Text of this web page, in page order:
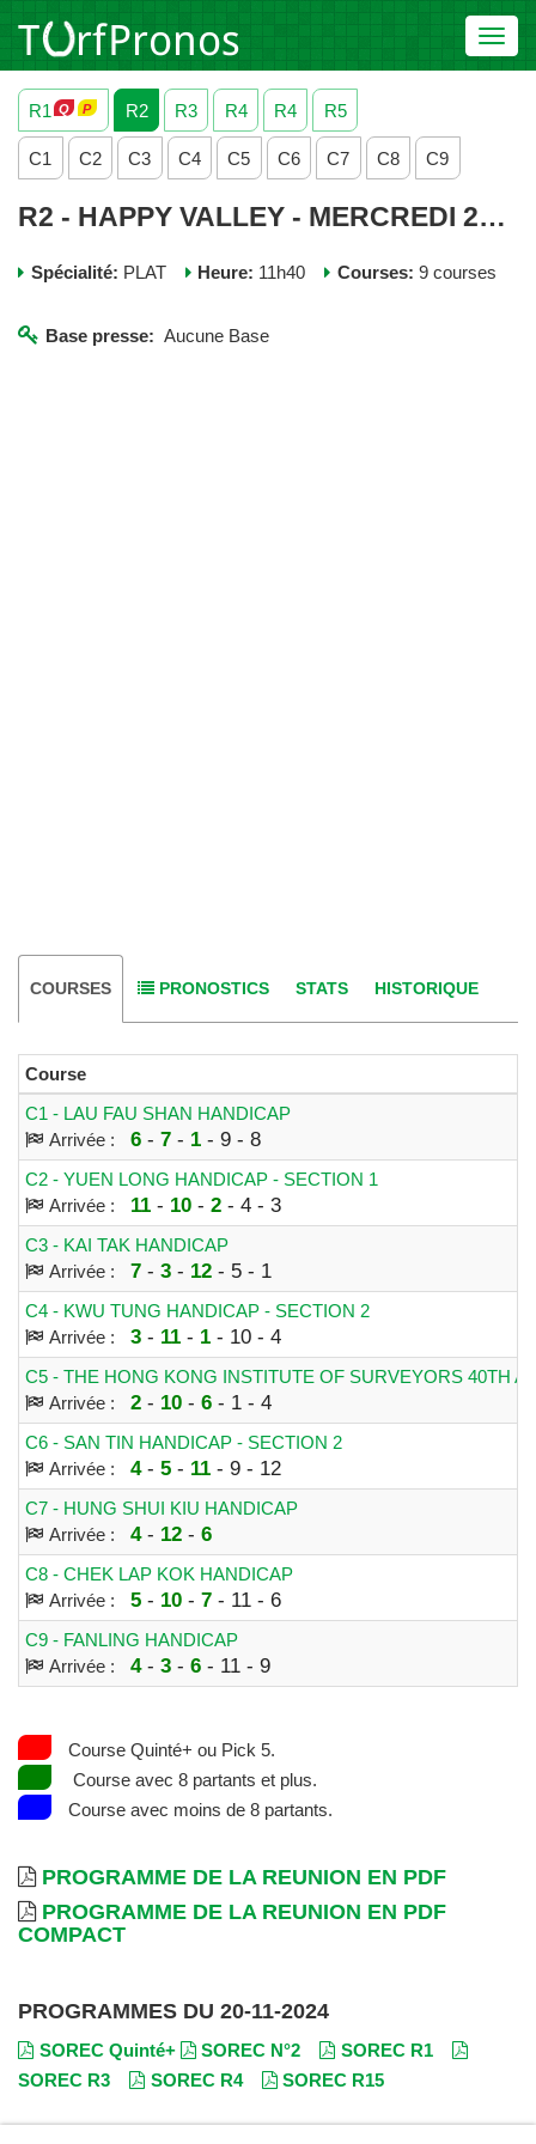
R1
R2 R3 R4 R4 R5
C1 C2 C3 C4 C5 C6 C7 C8 C9
R2 - HAPPY VALLEY - MERCREDI 20 NOVEMBRE 2024
Spécialité: PLAT Heure: 11h40 Courses: 9 courses
Base presse: Aucune Base
COURSES PRONOSTICS STATS HISTORIQUE
Course
C1 - LAU FAU SHAN HANDICAP
Arrivée :
6- 7- 1 - 9 - 8
C2 - YUEN LONG HANDICAP - SECTION 1
Arrivée :
11 - 10- 2- 4 - 3
C3 - KAI TAK HANDICAP
Arrivée :
7- 3- 12- 5 - 1
C4 - KWU TUNG HANDICAP - SECTION 2
Arrivée :
3- 11 - 1 - 10 - 4
C5 - THE HONG KONG INSTITUTE OF SURVEYORS 40TH
Arrivée :
2- 10- 6- 1 - 4
C6 - SAN TIN HANDICAP - SECTION 2
Arrivée :
4- 5- 11 - 9 - 12
C7 - HUNG SHUI KIU HANDICAP
Arrivée :
4- 12- 6
C8 - CHEK LAP KOK HANDICAP
Arrivée :
5- 10- 7- 11 - 6
C9 - FANLING HANDICAP
Arrivée :
4- 3- 6- 11 - 9
Course Quinté+ ou Pick 5.
Course avec 8 partants et plus.
Course avec moins de 8 partants.
PROGRAMME DE LA REUNION EN PDF
PROGRAMME DE LA REUNION EN PDF
COMPACT
PROGRAMMES DU 20-11-2024
SOREC Quinté+ SOREC N°2
SOREC R1
SOREC R3
SOREC R4 SOREC R15